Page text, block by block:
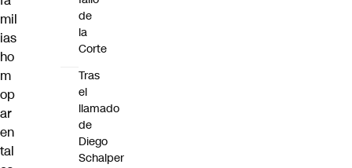
mil
ias
ho
m
op
ar
en
tal
de
la
Corte
Tras
el
llamado
de
Diego
Schalper